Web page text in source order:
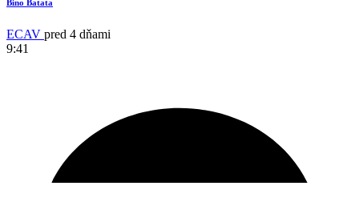
Bino Batata
ECAV pred 4 dňami
9:41